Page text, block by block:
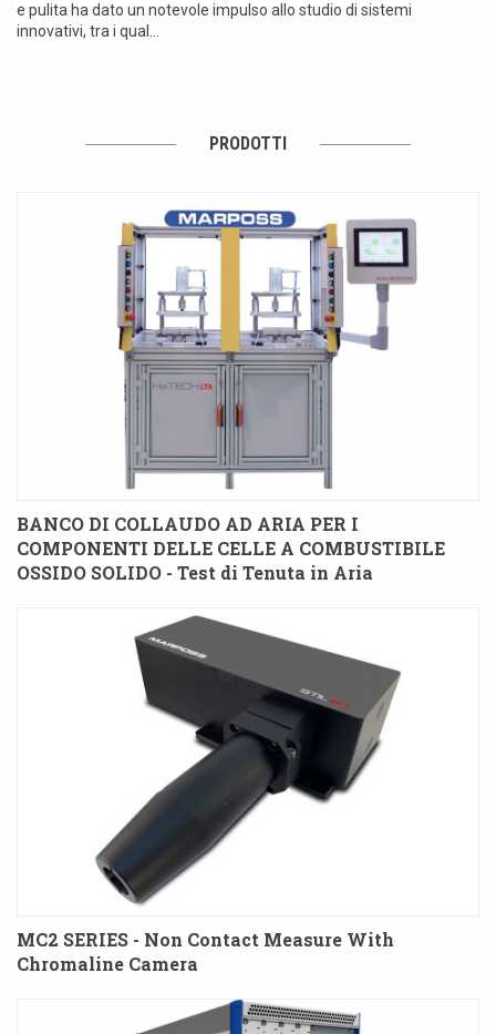
e pulita ha dato un notevole impulso allo studio di sistemi
innovativi, tra i qual...
PRODOTTI
BANCO DI COLLAUDO AD ARIA PER I
COMPONENTI DELLE CELLE A COMBUSTIBILE
OSSIDO SOLIDO - Test di Tenuta in Aria
MC2 SERIES - Non Contact Measure With
Chromaline Camera